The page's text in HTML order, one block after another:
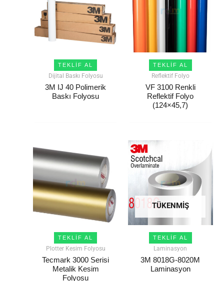
TEKLIF AL
Dijital Baskı Folyosu
3M IJ 40 Polimerik
Baskı Folyosu
TEKLIF AL
Reflektif Folyo
VF 3100 Renkli
Reflektif Folyo
(124×45,7)
TEKLIF AL
Plotter Kesim Folyosu
Tecmark 3000 Serisi
Metalik Kesim
Folyosu
TÜKENMIŞ
TEKLIF AL
Laminasyon
3M 8018G-8020M
Laminasyon